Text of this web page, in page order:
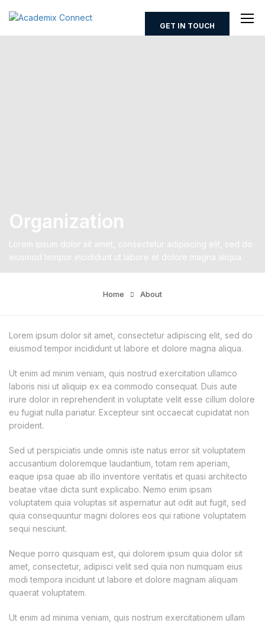
GET IN TOUCH
Organization
Lorem ipsum dolor sit amet, consectetur adipiscing elit, sed do
eiusmod tempor incididunt ut labore et dolore magna aliqua.
Home About
Lorem ipsum dolor sit amet, consectetur adipiscing elit, sed do
eiusmod tempor incididunt ut labore et dolore magna aliqua.
Ut enim ad minim veniam, quis nostrud exercitation ullamco
laboris nisi ut aliquip ex ea commodo consequat. Duis aute
irure dolor in reprehenderit in voluptate velit esse cillum dolore
eu fugiat nulla pariatur. Excepteur sint occaecat cupidatat non
proident.
Sed ut perspiciatis unde omnis iste natus error sit voluptatem
accusantium doloremque laudantium, totam rem aperiam,
eaque ipsa quae ab illo inventore veritatis et quasi architecto
beatae vitae dicta sunt explicabo. Nemo enim ipsam
voluptatem quia voluptas sit aspernatur aut odit aut fugit, sed
quia consequuntur magni dolores eos qui ratione voluptatem
sequi nesciunt.
Neque porro quisquam est, qui dolorem ipsum quia dolor sit
amet, consectetur, adipisci velit sed quia non numquam eius
modi tempora incidunt ut labore et dolore magnam aliquam
quaerat voluptatem.
Ut enim ad minima veniam, quis nostrum exercitationem ullam